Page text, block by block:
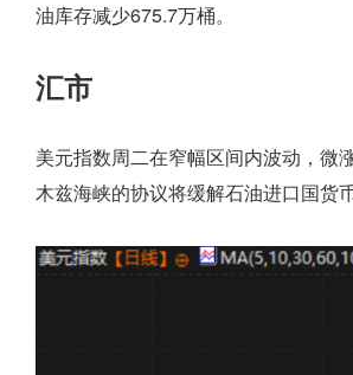
油库存减少675.7万桶。
汇市
美元指数周二在窄幅区间内波动，微
木兹海峡的协议将缓解石油进口国货